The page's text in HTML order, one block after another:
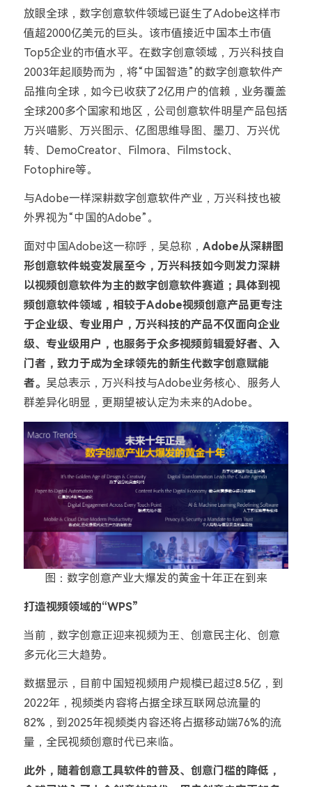
放眼全球，数字创意软件领域已诞生了Adobe这样市
值超2000亿美元的巨头。该市值接近中国本土市值
Top5企业的市值水平。在数字创意领域，万兴科技自
2003年起顺势而为，将“中国智造”的数字创意软件产
品推向全球，如今已收获了2亿用户的信赖，业务覆盖
全球200多个国家和地区，公司创意软件明星产品包括
万兴喵影、万兴图示、亿图思维导图、墨刀、万兴优
转、DemoCreator、Filmora、Filmstock、
Fotophire等。
与Adobe一样深耕数字创意软件产业，万兴科技也被
外界视为“中国的Adobe”。
面对中国Adobe这一称呼，吴总称， Adobe从深耕图
形创意软件蜕变发展至今，万兴科技如今则发力深耕
以视频创意软件为主的数字创意软件赛道；具体到视
频创意软件领域，相较于Adobe视频创意产品更专注
于企业级、专业用户，万兴科技的产品不仅面向企业
级、专业级用户，也服务于众多视频剪辑爱好者、入
门者，致力于成为全球领先的新生代数字创意赋能
者。 吴总表示，万兴科技与Adobe业务核心、服务人
群差异化明显，更期望被认定为未来的Adobe。
图：数字创意产业大爆发的黄金十年正在到来
打造视频领域的“WPS”
当前，数字创意正迎来视频为王、创意民主化、创意
多元化三大趋势。
数据显示，目前中国短视频用户规模已超过8.5亿，到
2022年，视频类内容将占据全球互联网总流量的
82%，到2025年视频类内容还将占据移动端76%的流
量，全民视频创意时代已来临。
此外，随着创意工具软件的普及、创意门槛的降低，